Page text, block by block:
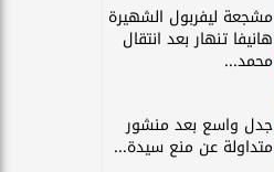
مشجعة ليفربول الشهيرة
هانيفا تنهار بعد انتقال
محمد...
جدل واسع بعد منشور
متداولة عن منع سيدة...